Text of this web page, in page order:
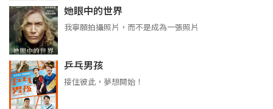
她眼中的世界
我寧願拍攝照片，而不是成為一張照片
乒乓男孩
接住彼此，夢想開始！